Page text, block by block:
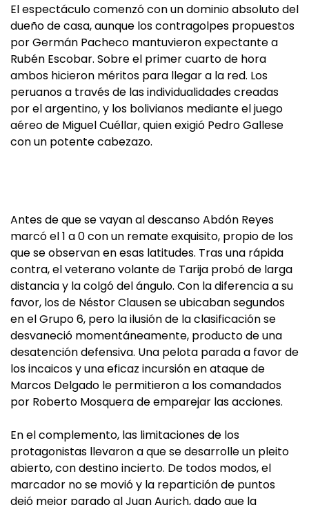
El espectáculo comenzó con un dominio absoluto del
dueño de casa, aunque los contragolpes propuestos
por Germán Pacheco mantuvieron expectante a
Rubén Escobar. Sobre el primer cuarto de hora
ambos hicieron méritos para llegar a la red. Los
peruanos a través de las individualidades creadas
por el argentino, y los bolivianos mediante el juego
aéreo de Miguel Cuéllar, quien exigió Pedro Gallese
con un potente cabezazo.
Antes de que se vayan al descanso Abdón Reyes
marcó el 1 a 0 con un remate exquisito, propio de los
que se observan en esas latitudes. Tras una rápida
contra, el veterano volante de Tarija probó de larga
distancia y la colgó del ángulo. Con la diferencia a su
favor, los de Néstor Clausen se ubicaban segundos
en el Grupo 6, pero la ilusión de la clasificación se
desvaneció momentáneamente, producto de una
desatención defensiva. Una pelota parada a favor de
los incaicos y una eficaz incursión en ataque de
Marcos Delgado le permitieron a los comandados
por Roberto Mosquera de emparejar las acciones.
En el complemento, las limitaciones de los
protagonistas llevaron a que se desarrolle un pleito
abierto, con destino incierto. De todos modos, el
marcador no se movió y la repartición de puntos
dejó mejor parado al Juan Aurich, dado que la